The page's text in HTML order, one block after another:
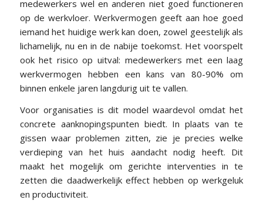
medewerkers wel en anderen niet goed functioneren
op de werkvloer. Werkvermogen geeft aan hoe goed
iemand het huidige werk kan doen, zowel geestelijk als
lichamelijk, nu en in de nabije toekomst. Het voorspelt
ook het risico op uitval: medewerkers met een laag
werkvermogen hebben een kans van 80-90% om
binnen enkele jaren langdurig uit te vallen.
Voor organisaties is dit model waardevol omdat het
concrete aanknopingspunten biedt. In plaats van te
gissen waar problemen zitten, zie je precies welke
verdieping van het huis aandacht nodig heeft. Dit
maakt het mogelijk om gerichte interventies in te
zetten die daadwerkelijk effect hebben op werkgeluk
en productiviteit.